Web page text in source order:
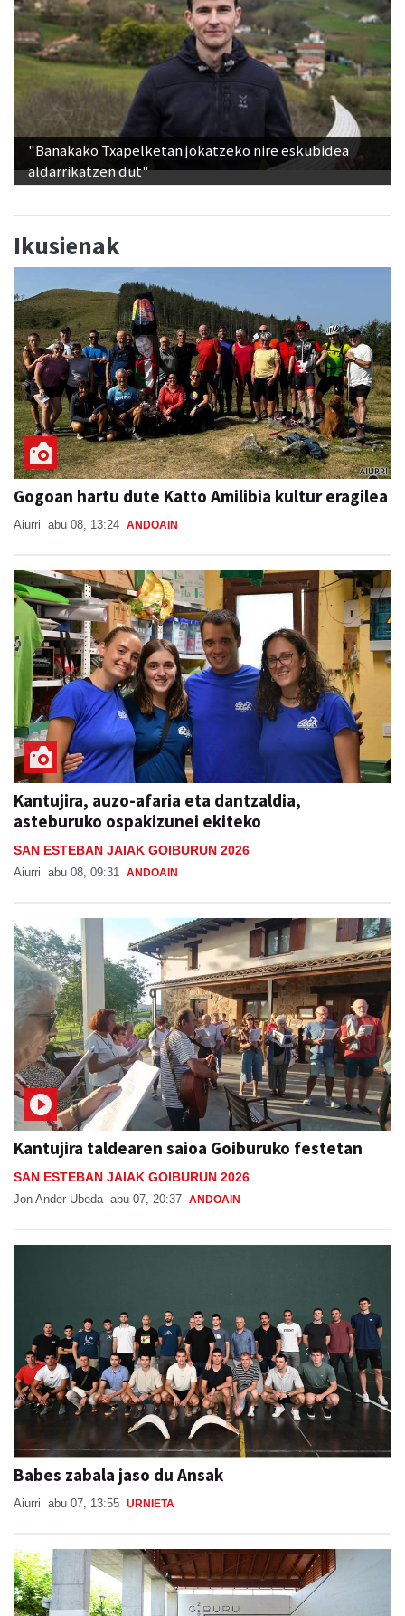
"Banakako Txapelketan jokatzeko nire eskubidea
aldarrikatzen dut"
Ikusienak
Gogoan hartu dute Katto Amilibia kultur eragilea
Aiurri abu 08, 13:24 ANDOAIN
Kantujira, auzo-afaria eta dantzaldia,
asteburuko ospakizunei ekiteko
SAN ESTEBAN JAIAK GOIBURUN 2026
Aiurri abu 08, 09:31 ANDOAIN
Kantujira taldearen saioa Goiburuko festetan
SAN ESTEBAN JAIAK GOIBURUN 2026
Jon Ander Ubeda abu 07, 20:37 ANDOAIN
Babes zabala jaso du Ansak
Aiurri abu 07, 13:55 URNIETA